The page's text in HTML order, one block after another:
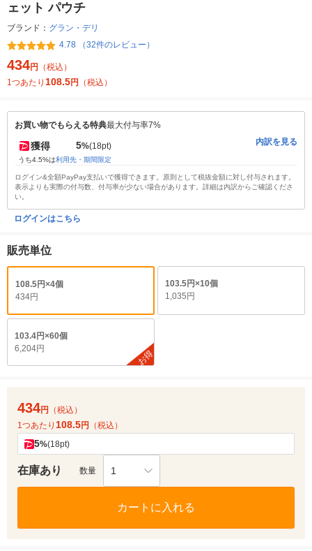
ェット パウチ
ブランド： グラン・デリ
4.78 （32件のレビュー）
434円
（税込）
1つあたり 108.5円 （税込）
お買い物でもらえる特典最大付与率7%
獲得 5%(18pt)
うち4.5%は利用先・期間限定
内訳を見る
ログイン&全額PayPay支払いで獲得できます。原則として税抜金額に対し付与されます。
表示よりも実際の付与数、付与率が少ない場合があります。詳細は内訳からご確認くださ
い。
ログインはこちら
販売単位
108.5円×4個
434円
103.5円×10個
1,035円
103.4円×60個
6,204円
お得
434円
（税込）
1つあたり 108.5円 （税込）
5%(18pt)
在庫あり 数量 1
カートに入れる